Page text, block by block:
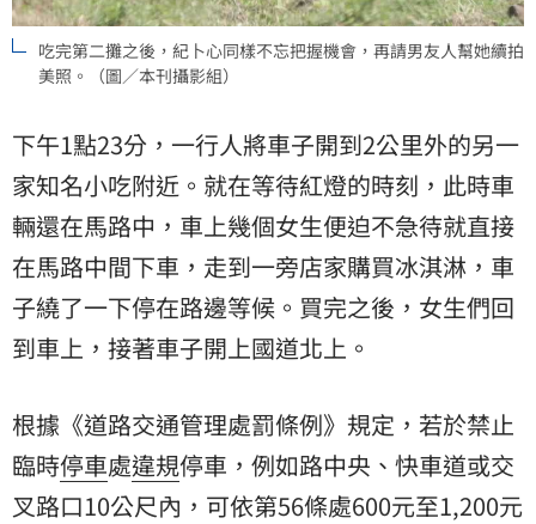
吃完第二攤之後，紀卜心同樣不忘把握機會，再請男友人幫她續拍
美照。（圖／本刊攝影組）
下午1點23分，一行人將車子開到2公里外的另一
家知名小吃附近。就在等待紅燈的時刻，此時車
輛還在馬路中，車上幾個女生便迫不急待就直接
在馬路中間下車，走到一旁店家購買冰淇淋，車
子繞了一下停在路邊等候。買完之後，女生們回
到車上，接著車子開上國道北上。
根據《道路交通管理處罰條例》規定，若於禁止
臨時停車處違規停車，例如路中央、快車道或交
叉路口10公尺內，可依第56條處600元至1,200元